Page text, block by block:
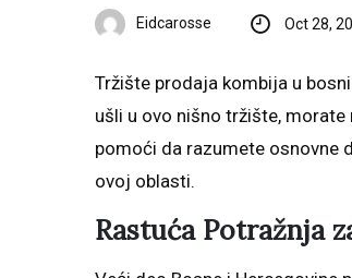
Eidcarosse Oct 28,
Tržište prodaja kombija u
ušli u ovo nišno tržište,
pomoći da razumete osnovne
ovoj oblasti.
Rastuća Potražnja